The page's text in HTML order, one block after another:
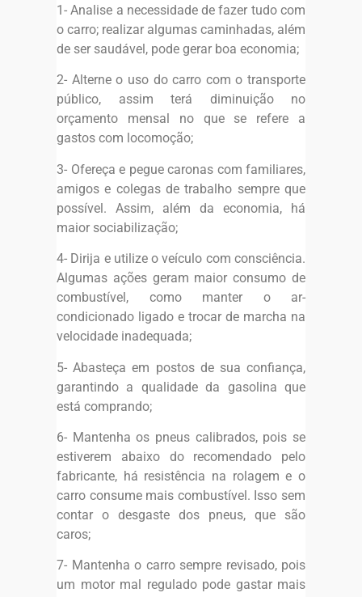
1- Analise a necessidade de fazer tudo com
o carro; realizar algumas caminhadas, além
de ser saudável, pode gerar boa economia;
2- Alterne o uso do carro com o transporte
público, assim terá diminuição no
orçamento mensal no que se refere a
gastos com locomoção;
3- Ofereça e pegue caronas com familiares,
amigos e colegas de trabalho sempre que
possível. Assim, além da economia, há
maior sociabilização;
4- Dirija e utilize o veículo com consciência.
Algumas ações geram maior consumo de
combustível, como manter o ar-
condicionado ligado e trocar de marcha na
velocidade inadequada;
5- Abasteça em postos de sua confiança,
garantindo a qualidade da gasolina que
está comprando;
6- Mantenha os pneus calibrados, pois se
estiverem abaixo do recomendado pelo
fabricante, há resistência na rolagem e o
carro consume mais combustível. Isso sem
contar o desgaste dos pneus, que são
caros;
7- Mantenha o carro sempre revisado, pois
um motor mal regulado pode gastar mais